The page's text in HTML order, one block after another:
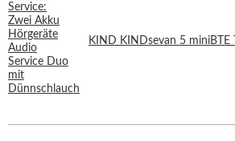
KIND KINDsevan 5 miniBTE T